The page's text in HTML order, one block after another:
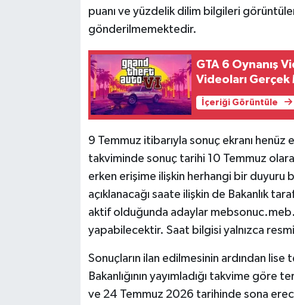
puanı ve yüzdelik dilim bilgileri
gönderilmemektedir.
GTA 6 Oynanış
Videoları Gerçek
İçeriği Görüntüle
9 Temmuz itibarıyla sonuç ekranı henüz
takviminde sonuç tarihi 10 Temmuz
erken erişime ilişkin herhangi bir duyuru
açıklanacağı saate ilişkin de Bakanlık
aktif olduğunda adaylar
yapabilecektir. Saat bilgisi yalnızca
Sonuçların ilan edilmesinin ardından
Bakanlığının yayımladığı takvime
ve 24 Temmuz 2026 tarihinde sona